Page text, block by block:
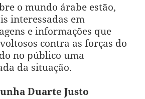
o mundo árabe estão,
interessadas em
e informações que
contra as forças do
no público uma
da situação.
Duarte Justo